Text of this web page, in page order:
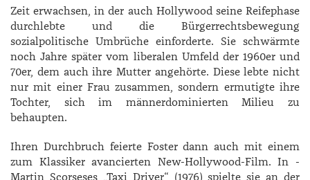
Zeit erwachsen, in der auch Hollywood seine Reifephase
durchlebte und die Bürgerrechtsbewegung
sozialpolitische Umbrüche einforderte. Sie schwärmte
noch Jahre später vom liberalen Umfeld der 1960er und
70er, dem auch ihre Mutter angehörte. Diese lebte nicht
nur mit einer Frau zusammen, sondern ermutigte ihre
Tochter, sich im männerdominierten Milieu zu
behaupten.
Ihren Durchbruch feierte Foster dann auch mit einem
zum Klassiker avancierten New-Hollywood-Film. In ­